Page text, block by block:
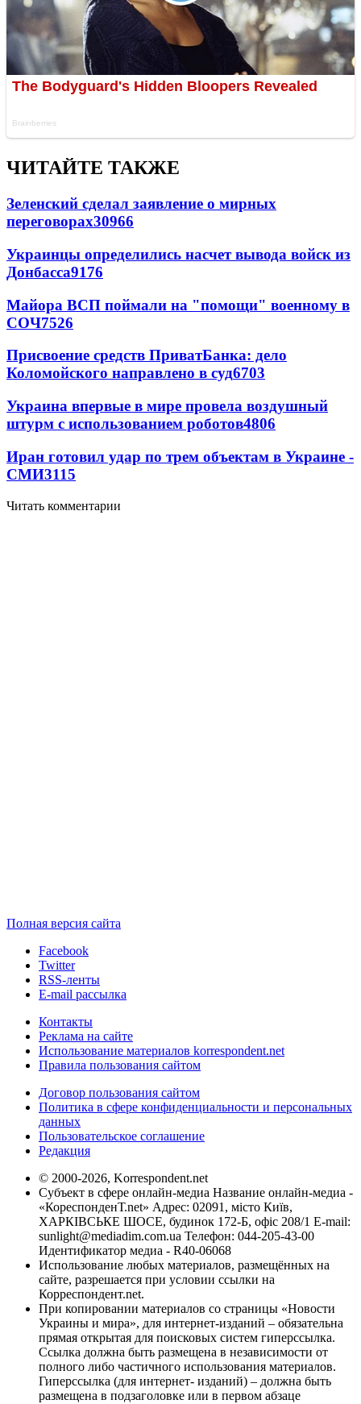
ЧИТАЙТЕ ТАКЖЕ
Зеленский сделал заявление о мирных
переговорах30966
Украинцы определились насчет вывода войск из
Донбасса9176
Майора ВСП поймали на "помощи" военному в
СОЧ7526
Присвоение средств ПриватБанка: дело
Коломойского направлено в суд6703
Украина впервые в мире провела воздушный
штурм с использованием роботов4806
Иран готовил удар по трем объектам в Украине -
СМИ3115
Читать комментарии
Полная версия сайта
Facebook
Twitter
RSS-ленты
E-mail рассылка
Контакты
Реклама на сайте
Использование материалов korrespondent.net
Правила пользования сайтом
Договор пользования сайтом
Политика в сфере конфиденциальности и персональных
данных
Пользовательское соглашение
Редакция
© 2000-2026, Korrespondent.net
Субъект в сфере онлайн-медиа Название онлайн-медиа -
«КореспонденТ.net» Адрес: 02091, місто Київ,
ХАРКІВСЬКЕ ШОСЕ, будинок 172-Б, офіс 208/1 E-mail:
sunlight@mediadim.com.ua Телефон: 044-205-43-00
Идентификатор медиа - R40-06068
Использование любых материалов, размещённых на
сайте, разрешается при условии ссылки на
Корреспондент.net.
При копировании материалов со страницы «Новости
Украины и мира», для интернет-изданий – обязательна
прямая открытая для поисковых систем гиперссылка.
Ссылка должна быть размещена в независимости от
полного либо частичного использования материалов.
Гиперссылка (для интернет- изданий) – должна быть
размещена в подзаголовке или в первом абзаце